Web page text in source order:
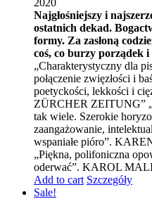
Najgłośniejszy i
ostatnich dekad.
formy. Za zasłoną
coś, co burzy porządek
„Charakterystyczny dla
połączenie zwięzłości i
poetyckości, lekkości i
ZÜRCHER ZEITUNG”
tak wiele. Szerokie
zaangażowanie,
wspaniałe pióro”.
„Piękna, polifoniczna
oderwać”. KAROL
Add to cart Szczegóły
Sale!